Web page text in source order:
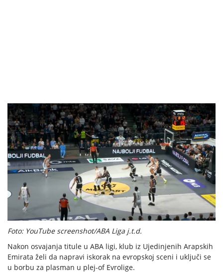
Foto: YouTube screenshot/ABA Liga j.t.d.
Nakon osvajanja titule u ABA ligi, klub iz Ujedinjenih Arapskih
Emirata želi da napravi iskorak na evropskoj sceni i uključi se
u borbu za plasman u plej-of Evrolige.